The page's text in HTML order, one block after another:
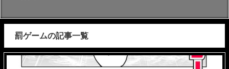
罰ゲームの記事一覧